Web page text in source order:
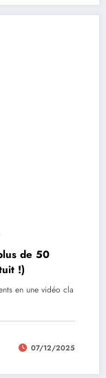
de 50
!)
en une vidéo cla
07/12/2025